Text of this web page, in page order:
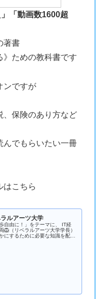
「動画数1600超
著書
》ための教科書です
ンですが
、保険のあり方など
んでもらいたい一冊
はこちら
ルアーツ大学
自由に！」をテーマに、 IT経
🦁（リベラルアーツ大学学長）
にするために必要な知識を配信